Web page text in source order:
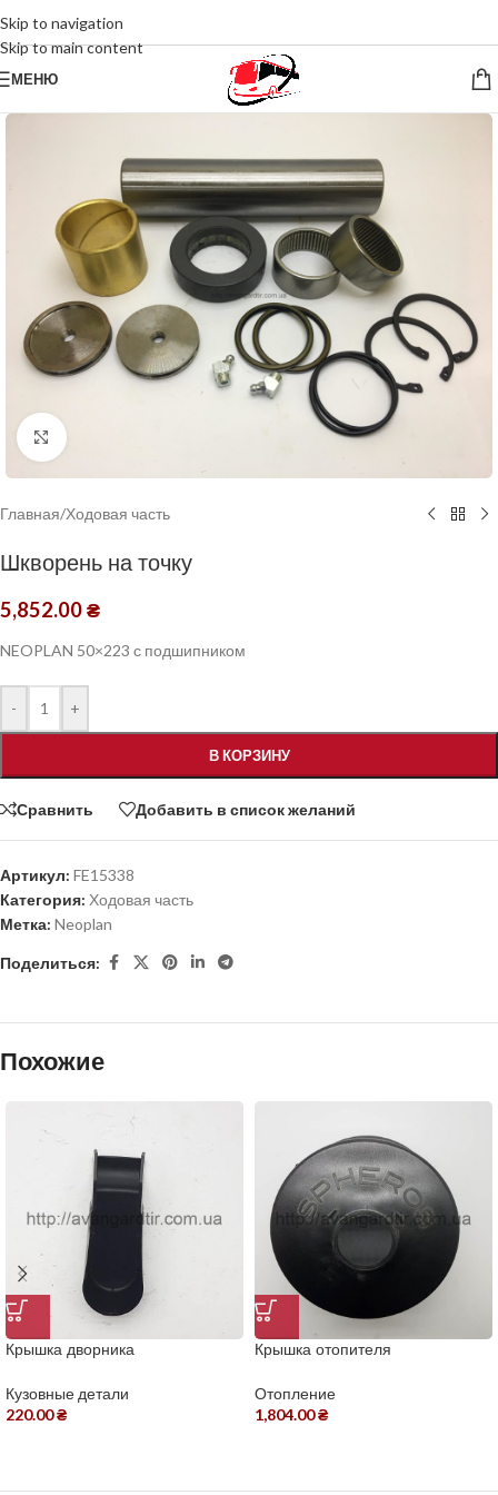
Skip to navigation
Skip to main content
МЕНЮ
Нажмите, чтобы увеличить
Главная/Ходовая часть
Шкворень на точку
5,852.00₴
NEOPLAN 50×223 с подшипником
- +
В КОРЗИНУ
Сравнить Добавить в список желаний
Артикул: FE15338
Категория: Ходовая часть
Метка: Neoplan
Поделиться:
Похожие
Крышка дворника
Кузовные детали
220.00₴
Крышка отопителя
Отопление
1,804.00₴